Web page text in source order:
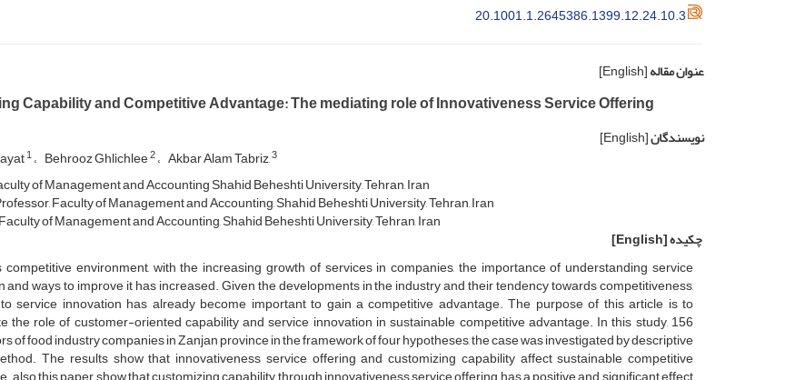
20.1001.1.2645386.1399.12.24.10.3
عنوان مقاله[English]
Capability and Competitive Advantage: The mediating role of Innovativeness Service Offering
نویسندگان[English]
1 Behrooz Ghlichlee2 Akbar Alam Tabriz,3
of Management and Accounting Shahid Beheshti University, Tehran, Iran
Faculty of Management and Accounting, Shahid Beheshti University, Tehran, Iran
of Management and Accounting, Shahid Beheshti University, Tehran, Iran
چکیده[English]
competitive environment, with the increasing growth of services in companies, the importance of understanding service
and ways to improve it has increased. Given the developments in the industry and their tendency towards competitiveness,
service innovation has already become important to gain a competitive advantage. The purpose of this article is to
the role of customer-oriented capability and service innovation in sustainable competitive advantage. In this study, 156
of food industry companies in Zanjan province in the framework of four hypotheses, the case was investigated by descriptive
The results show that innovativeness service offering and customizing capability affect sustainable competitive